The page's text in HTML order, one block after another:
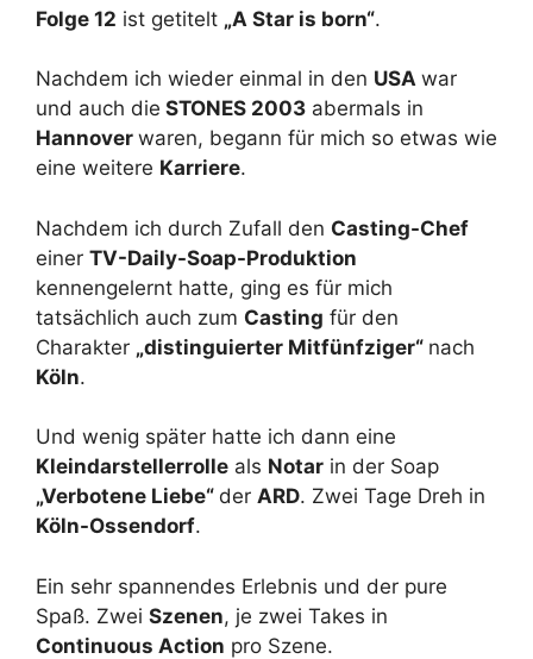
Folge 12 ist getitelt „A Star is born“.
Nachdem ich wieder einmal in den USA war
und auch die STONES 2003 abermals in
Hannover waren, begann für mich so etwas wie
eine weitere Karriere.
Nachdem ich durch Zufall den Casting-Chef
einer TV-Daily-Soap-Produktion
kennengelernt hatte, ging es für mich
tatsächlich auch zum Casting für den
Charakter „distinguierter Mitfünfziger“ nach
Köln.
Und wenig später hatte ich dann eine
Kleindarstellerrolle als Notar in der Soap
„Verbotene Liebe“ der ARD. Zwei Tage Dreh in
Köln-Ossendorf.
Ein sehr spannendes Erlebnis und der pure
Spaß. Zwei Szenen, je zwei Takes in
Continuous Action pro Szene.